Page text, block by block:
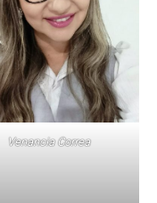
Venancia Correa